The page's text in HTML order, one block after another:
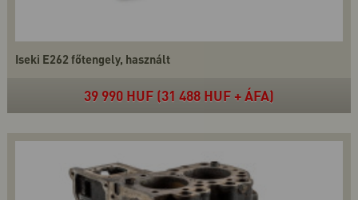
Iseki E262 főtengely, használt
39 990 HUF (31 488 HUF + ÁFA)